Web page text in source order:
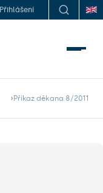
Přihlášení
Příkaz děkana 8/2011